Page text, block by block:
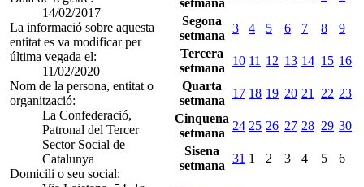
14/02/2017
La informació sobre aquesta
entitat es va modificar per
última vegada el:
11/02/2020
Nom de la persona, entitat o
organització:
La Confederació,
Patronal del Tercer
Sector Social de
Catalunya
Domicili o seu social:
setmana
Segona
setmana
3 4 5 6 7 8
9
Tercera
setmana
10 11 12 13 14 15 16
Quarta
setmana
17 18 19 20 21 22 23
Cinquena
setmana
24 25 26 27 28 29 30
Sisena
setmana
31 1 2 3 4 5 6